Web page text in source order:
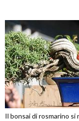
Il bonsai di rosmarino